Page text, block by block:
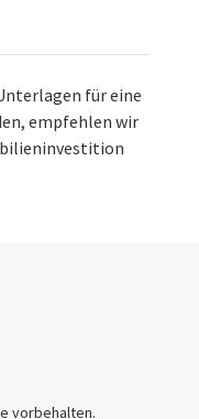
für eine
empfehlen wir
vorbehalten.